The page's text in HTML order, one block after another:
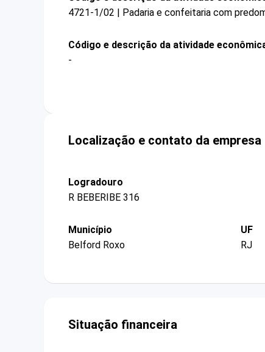
4721-1/02 | Padaria e confeitaria com
Código e descrição da atividade
-
Localização e contato da empresa
Logradouro
R BEBERIBE 316
Município
Belford Roxo
UF
RJ
Situação financeira